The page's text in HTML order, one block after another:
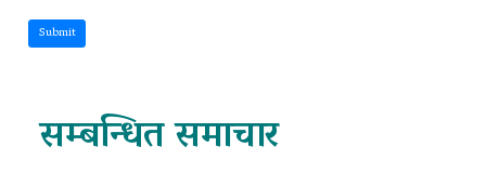
Submit
सम्बन्धित समाचार